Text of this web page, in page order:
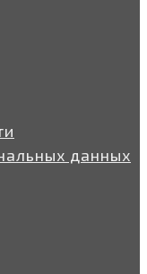
данных